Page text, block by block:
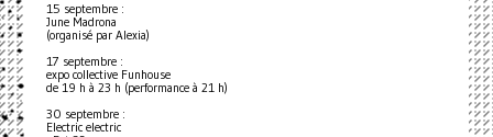
15 septembre :
June Madrona
(organisé par Alexia)
17 septembre :
expo collective Funhouse
de 19 h à 23 h (performance à 21 h)
30 septembre :
Electric electric